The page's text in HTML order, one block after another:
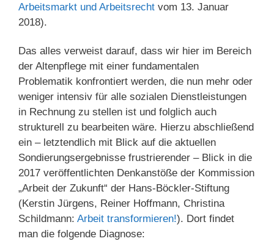
Arbeitsmarkt und Arbeitsrecht vom 13. Januar
2018).
Das alles verweist darauf, dass wir hier im Bereich
der Altenpflege mit einer fundamentalen
Problematik konfrontiert werden, die nun mehr oder
weniger intensiv für alle sozialen Dienstleistungen
in Rechnung zu stellen ist und folglich auch
strukturell zu bearbeiten wäre. Hierzu abschließend
ein – letztendlich mit Blick auf die aktuellen
Sondierungsergebnisse frustrierender – Blick in die
2017 veröffentlichten Denkanstöße der Kommission
„Arbeit der Zukunft“ der Hans-Böckler-Stiftung
(Kerstin Jürgens, Reiner Hoffmann, Christina
Schildmann: Arbeit transformieren!). Dort findet
man die folgende Diagnose: